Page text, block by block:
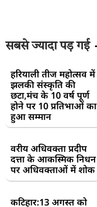
सबसे ज्यादा पड़ गई
हरियाली तीज महोत्सव में
झलकी संस्कृति की
छटा,मंच के 10 वर्ष पूर्ण
होने पर 10 प्रतिभाओं का
हुआ सम्मान
वरीय अधिवक्ता प्रदीप
दत्ता के आकस्मिक निधन
पर अधिवक्ताओं में शोक
कटिहार:13 अगस्त को